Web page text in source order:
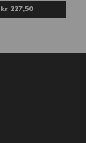
kr 227,50